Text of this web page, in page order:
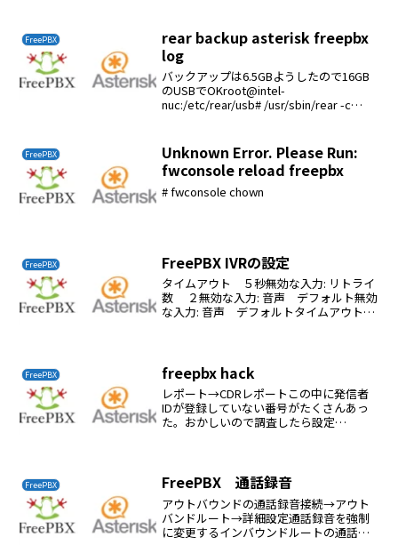
FreePBX
rear backup asterisk freepbx
log
バックアップは6.5GBようしたので16GB
のUSBでOKroot@intel-
nuc:/etc/rear/usb# /usr/sbin/rear -c
FreePBX
Unknown Error. Please Run:
fwconsole reload freepbx
# fwconsole chown
FreePBX FreePBX IVRの設定
タイムアウト ５秒無効な入力: リトライ
数 ２無効な入力: 音声 デフォルト無効
な入力: 音声 デフォルトタイムアウトリ
FreePBX freepbx hack
レポート→CDRレポートこの中に発信者
IDが登録していない番号がたくさんあっ
た。おかしいので調査したら設定
FreePBX FreePBX 通話録音
アウトバウンドの通話録音接続→アウト
バンドルート→詳細設定通話録音を強制
に変更するインバウンドルートの通話録